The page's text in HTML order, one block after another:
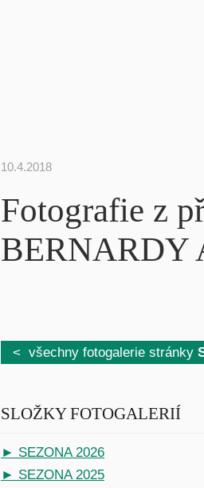
10.4.2018
Fotografie z
BERNARDY
< všechny fotogalerie stránky
SLOŽKY FOTOGALERIÍ
► SEZONA 2026
► SEZONA 2025